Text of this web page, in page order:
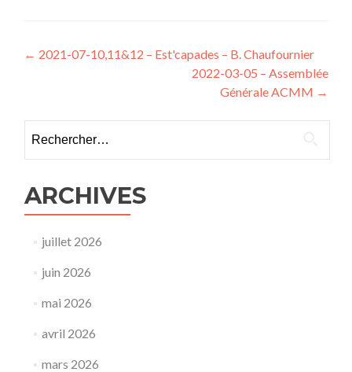
Navigation
l’article
← 2021-07-10,11&12 – Est'capades – B. Chaufournier
2022-03-05 – Assemblée
Générale ACMM →
ARCHIVES
juillet 2026
juin 2026
mai 2026
avril 2026
mars 2026